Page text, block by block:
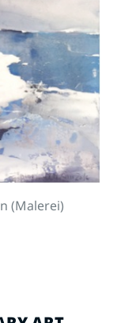
(Malerei)